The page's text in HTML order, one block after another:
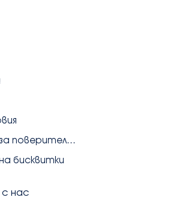
да пият децата
Политика за поверителност
бисквитки
нас